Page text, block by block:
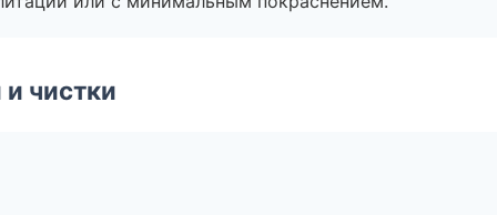
чистки